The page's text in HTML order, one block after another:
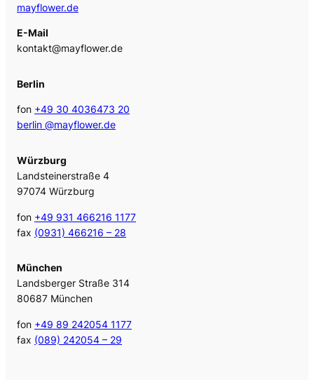
mayflower.de
E-Mail
kontakt@mayflower.de
Berlin
fon +49 30 4036473 20
berlin @mayflower.de
Würzburg
Landsteinerstraße 4
97074 Würzburg
fon +49 931 466216 1177
fax (0931) 466216 – 28
München
Landsberger Straße 314
80687 München
fon +49 89 242054 1177
fax (089) 242054 – 29